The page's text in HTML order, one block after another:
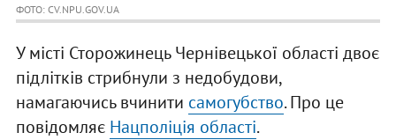
ФОТО: CV.NPU.GOV.UA
У місті Сторожинець Чернівецької області двоє
підлітків стрибнули з недобудови,
намагаючись вчинити самогубство. Про це
повідомляє Нацполіція області.